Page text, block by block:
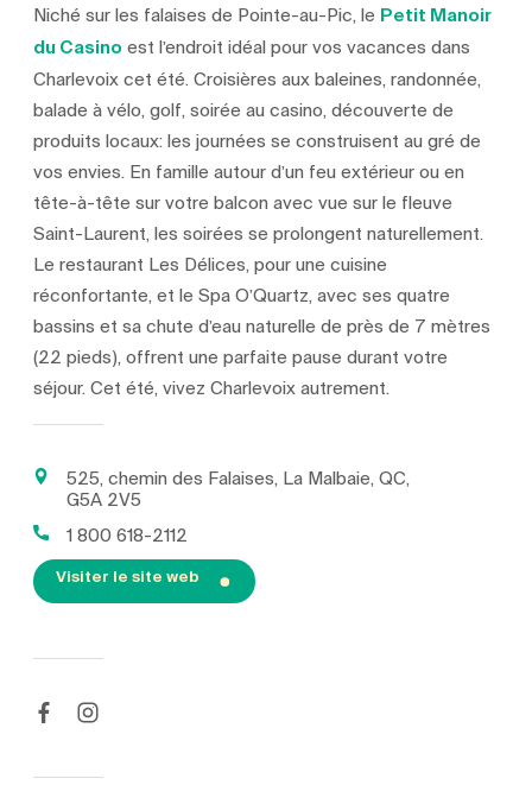
Niché sur les falaises de Pointe-au-Pic, le Petit Manoir
du Casino est l’endroit idéal pour vos vacances dans
Charlevoix cet été. Croisières aux baleines, randonnée,
balade à vélo, golf, soirée au casino, découverte de
produits locaux: les journées se construisent au gré de
vos envies. En famille autour d’un feu extérieur ou en
tête-à-tête sur votre balcon avec vue sur le fleuve
Saint-Laurent, les soirées se prolongent naturellement.
Le restaurant Les Délices, pour une cuisine
réconfortante, et le Spa O’Quartz, avec ses quatre
bassins et sa chute d’eau naturelle de près de 7 mètres
(22 pieds), offrent une parfaite pause durant votre
séjour. Cet été, vivez Charlevoix autrement.
525, chemin des Falaises, La Malbaie, QC,
G5A 2V5
1 800 618-2112
Visiter le site web